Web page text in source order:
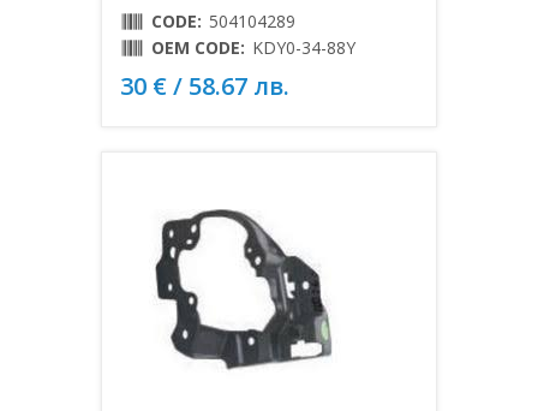
CODE: 504104289
OEM CODE: KDY0-34-88Y
30 € / 58.67 лв.